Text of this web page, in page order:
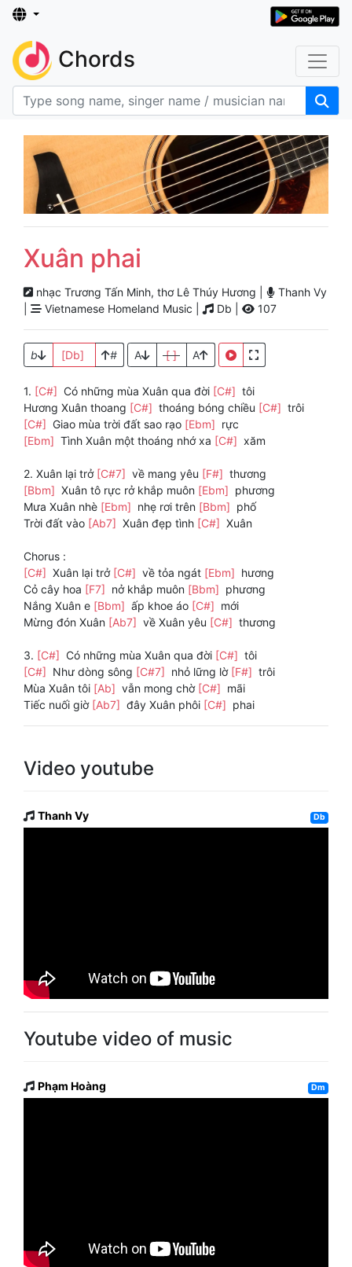
Chords
Xuân phai
nhạc Trương Tấn Minh, thơ Lê Thúy Hương |
Thanh Vy
Vietnamese Homeland Music | Db | 107
b [Db] # A [ ] A
1. [C#] Có những mùa Xuân qua đời [C#] tôi
Hương Xuân thoang [C#] thoáng bóng chiều [C#] trôi
[C#] Giao mùa trời đất sao rạo [Ebm] rực
[Ebm] Tình Xuân một thoáng nhớ xa [C#] xăm
2. Xuân lại trở [C#7] về mang yêu [F#] thương
[Bbm] Xuân tô rực rở khắp muôn [Ebm] phương
Mưa Xuân nhè [Ebm] nhẹ rơi trên [Bbm] phố
Trời đất vào [Ab7] Xuân đẹp tình [C#] Xuân
Chorus :
[C#] Xuân lại trở [C#] về tỏa ngát [Ebm] hương
Cỏ cây hoa [F7] nở khắp muôn [Bbm] phương
Nắng Xuân e [Bbm] ấp khoe áo [C#] mới
Mừng đón Xuân [Ab7] về Xuân yêu [C#] thương
3. [C#] Có những mùa Xuân qua đời [C#] tôi
[C#] Như dòng sông [C#7] nhỏ lững lờ [F#] trôi
Mùa Xuân tôi [Ab] vẫn mong chờ [C#] mãi
Tiếc nuối giờ [Ab7] đây Xuân phôi [C#] phai
Video youtube
Thanh Vy Db
Youtube video of music
Phạm Hoàng Dm